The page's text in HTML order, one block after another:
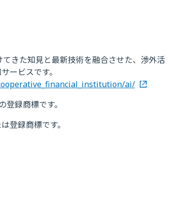
きた知見と最新技術を融合させた、渉外活
ービスです。
ai/
録商標です。
登録商標です。